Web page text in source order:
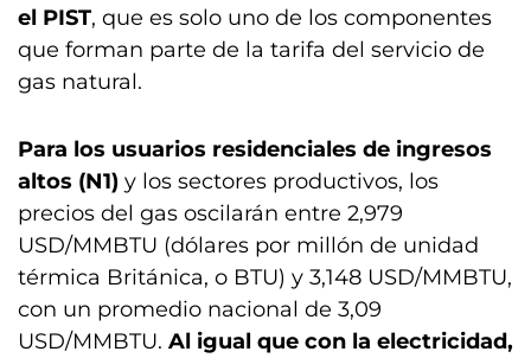
el PIST, que es solo uno de los componentes
que forman parte de la tarifa del servicio de
gas natural.
Para los usuarios residenciales de ingresos
altos (N1) y los sectores productivos, los
precios del gas oscilarán entre 2,979
USD/MMBTU (dólares por millón de unidad
térmica Británica, o BTU) y 3,148 USD/MMBTU,
con un promedio nacional de 3,09
USD/MMBTU. Al igual que con la electricidad,